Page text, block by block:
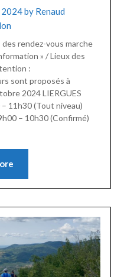
by Renaud
rendez-vous marche
» / Lieux des
:
sont proposés à
2024 LIERGUES
11h30 (Tout niveau)
– 10h30 (Confirmé)